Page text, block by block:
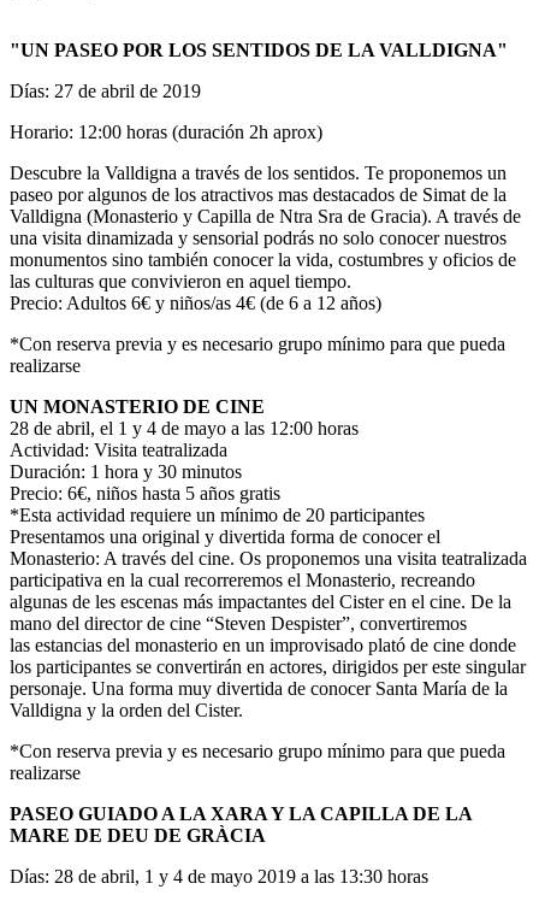
"UN PASEO POR LOS SENTIDOS DE LA VALLDIGNA"
Días: 27 de abril de 2019
Horario: 12:00 horas (duración 2h aprox)
Descubre la Valldigna a través de los sentidos. Te proponemos un
paseo por algunos de los atractivos mas destacados de Simat de la
Valldigna (Monasterio y Capilla de Ntra Sra de Gracia). A través de
una visita dinamizada y sensorial podrás no solo conocer nuestros
monumentos sino también conocer la vida, costumbres y oficios de
las culturas que convivieron en aquel tiempo.
Precio: Adultos 6€ y niños/as 4€ (de 6 a 12 años)
*Con reserva previa y es necesario grupo mínimo para que pueda
realizarse
UN MONASTERIO DE CINE
28 de abril, el 1 y 4 de mayo a las 12:00 horas
Actividad: Visita teatralizada
Duración: 1 hora y 30 minutos
Precio: 6€, niños hasta 5 años gratis
*Esta actividad requiere un mínimo de 20 participantes
Presentamos una original y divertida forma de conocer el
Monasterio: A través del cine. Os proponemos una visita teatralizada
participativa en la cual recorreremos el Monasterio, recreando
algunas de les escenas más impactantes del Cister en el cine. De la
mano del director de cine “Steven Despister”, convertiremos
las estancias del monasterio en un improvisado plató de cine donde
los participantes se convertirán en actores, dirigidos per este singular
personaje. Una forma muy divertida de conocer Santa María de la
Valldigna y la orden del Cister.
*Con reserva previa y es necesario grupo mínimo para que pueda
realizarse
PASEO GUIADO A LA XARA Y LA CAPILLA DE LA
MARE DE DEU DE GRÀCIA
Días: 28 de abril, 1 y 4 de mayo 2019 a las 13:30 horas